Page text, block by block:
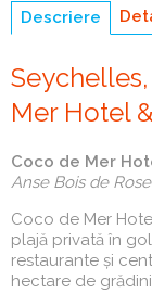
Descriere
Mer Hotel
Coco de Mer
Anse Bois de
Coco de Mer
plajă privată în
restaurante și
hectare de